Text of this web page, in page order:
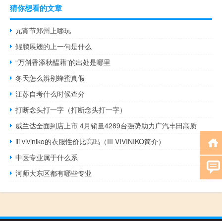
猜你想看的文章
元宵节郑州上哪玩
鲲鹏展翅的上一句是什么
“万斛香添秋醖藉”的出处是哪里
冬天怎么辨别蜂蜜真假
江苏自考什么时候查分
打断念头打一字（打断念头打一字）
威兰达全面到店上市 4月销量4289台强势助力广汽丰田高质
iii viviniko的衣服性价比高吗（III VIVINIKO简介）
中医专业属于什么系
河师大东区都有哪些专业